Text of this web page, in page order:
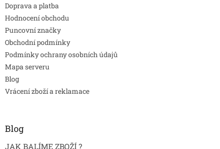
Doprava a platba
Hodnocení obchodu
Puncovní značky
Obchodní podmínky
Podmínky ochrany osobních údajů
Mapa serveru
Blog
Vrácení zboží a reklamace
Blog
JAK BALÍME ZBOŽÍ ?